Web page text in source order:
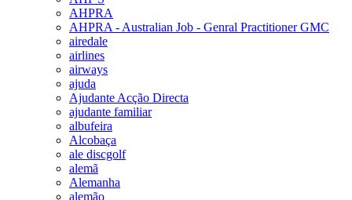
AHPRA
AHPRA - Australian Job - Genral Practitioner GMC
airedale
airlines
airways
ajuda
Ajudante Acção Directa
ajudante familiar
albufeira
Alcobaça
ale discgolf
alemã
Alemanha
alemão